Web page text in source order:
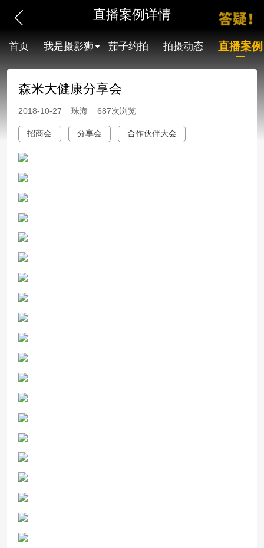
直播案例详情
首页 我是摄影狮 茄子约拍 拍摄动态 直播案例
森米大健康分享会
2018-10-27 珠海 687次浏览
招商会 分享会 合作伙伴大会